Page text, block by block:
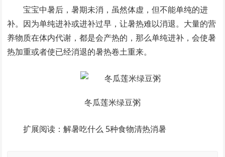
宝宝中暑后，暑期未消，虽然体虚，但不能单纯的进
补。因为单纯进补或进补过早，让暑热难以消退。大量的营
养物质在体内代谢，都是会产热的，那么单纯进补，会使暑
热加重或者使已经消退的暑热卷土重来。
冬瓜莲米绿豆粥
扩展阅读：解暑吃什么 5种食物清热消暑